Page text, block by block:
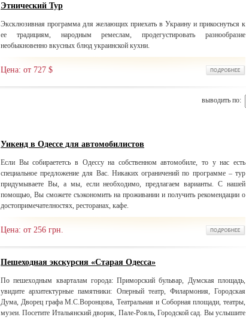
Этнический Тур
Эксклюзивная программа для желающих приехать в Украину и прикоснуться к
ее традициям, народным ремеслам, продегустировать разнообразие
необыкновенно вкусных блюд украинской кухни.
Цена: от 727 $
выводить по:
Уикенд в Одессе для автомобилистов
Если Вы собираететсь в Одессу на собственном автомобиле, то у нас есть
специальное предложение для Вас. Никаких ограничений по программе – тур
придумываете Вы, а мы, если необходимо, предлагаем варианты. С нашей
помощью, Вы сможете съэкономить на проживании и получить рекомендации о
достопримечателностях, ресторанах, кафе.
Цена: от 256 грн.
Пешеходная экскурсия «Старая Одесса»
По пешеходным кварталам города: Приморский бульвар, Думская площадь,
увидите архитектурные памятники: Оперный театр, Филармония, Городская
Дума, Дворец графа М.С.Воронцова, Театральная и Соборная площади, театры,
музеи. Посетите Итальянский дворик, Пале-Рояль, Городской сад. Вы услышите